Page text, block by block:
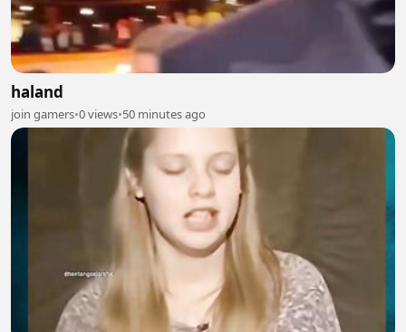
haland
join gamers•0 views•50 minutes ago